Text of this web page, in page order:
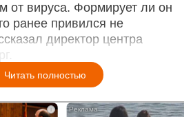
от вируса. Формирует ли он
ранее привился не
директор центра
Читать полностью